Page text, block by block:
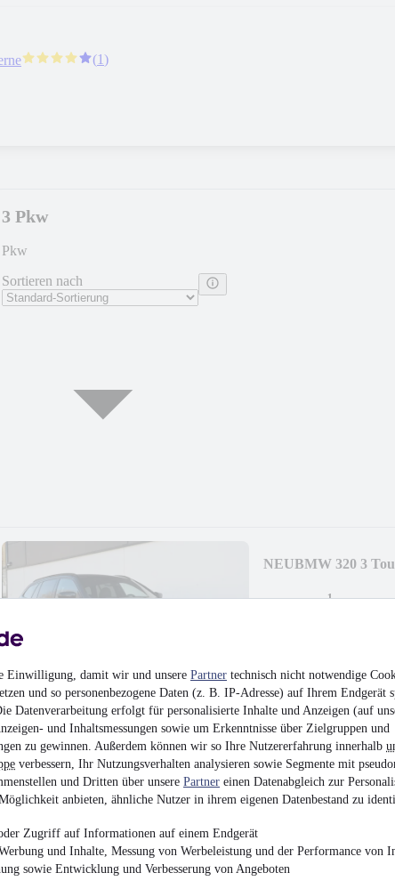
Einwilligung, damit wir und unsere Partner technisch nicht notwendige
und so personenbezogene Daten (z. B. IP-Adresse) auf Ihrem Endgerät
Datenverarbeitung erfolgt für personalisierte Inhalte und Anzeigen (auf
und Inhaltsmessungen sowie um Erkenntnisse über Zielgruppen und
zu gewinnen. Außerdem können wir so Ihre Nutzererfahrung innerhalb
verbessern, Ihr Nutzungsverhalten analysieren sowie Segmente mit
und Dritten über unsere Partner einen Datenabgleich zur
anbieten, ähnliche Nutzer in ihrem eigenen Datenbestand zu
Zugriff auf Informationen auf einem Endgerät
und Inhalte, Messung von Werbeleistung und der Performance von
sowie Entwicklung und Verbesserung von Angeboten
(1)
3 Pkw
Pkw
Sortieren nach
NEUBMW 320 3
25.999 €¹
NEUBMW 218d
29.600 €¹
Unfallfrei•
110 kW (150 PS)